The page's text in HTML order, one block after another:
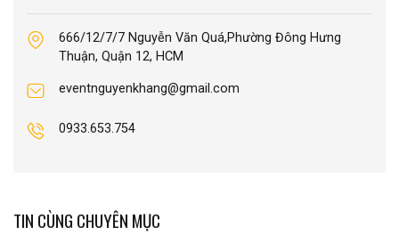
666/12/7/7 Nguyễn Văn Quá,Phường Đông Hưng
Thuận, Quận 12, HCM
eventnguyenkhang@gmail.com
0933.653.754
TIN CÙNG CHUYÊN MỤC